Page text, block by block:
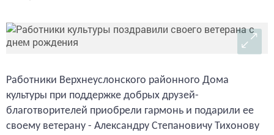
Работники Верхнеуслонского районного Дома
культуры при поддержке добрых друзей-
благотворителей приобрели гармонь и подарили ее
своему ветерану - Александру Степановичу Тихонову